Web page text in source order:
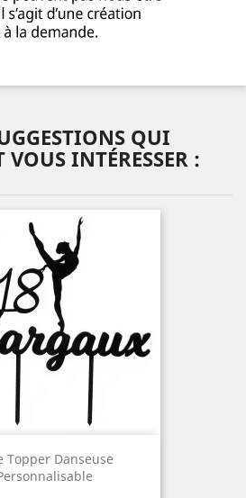
QUI
INTÉRESSER :
Topper Danseuse